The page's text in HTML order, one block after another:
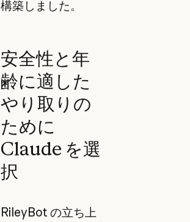
構築しました。
安全性と年
齢に適した
やり取りの
ために
Claude を選
択
RileyBot の立ち上